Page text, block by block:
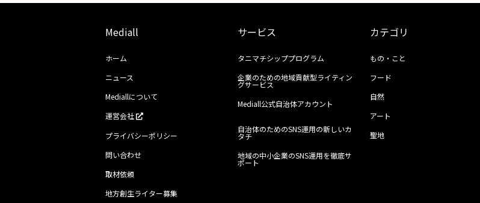
Mediall
ホーム
ニュース
Mediallについて
運営会社
プライバシーポリシー
問い合わせ
取材依頼
地方創生ライター募集
サービス
タニマチシッププログラム
企業のための地域貢献型ライティン
グサービス
Mediall公式自治体アカウント
自治体のためのSNS運用の新しいカ
タチ
地域の中小企業のSNS運用を徹底サ
ポート
カテゴリ
もの・こと
フード
自然
アート
聖地